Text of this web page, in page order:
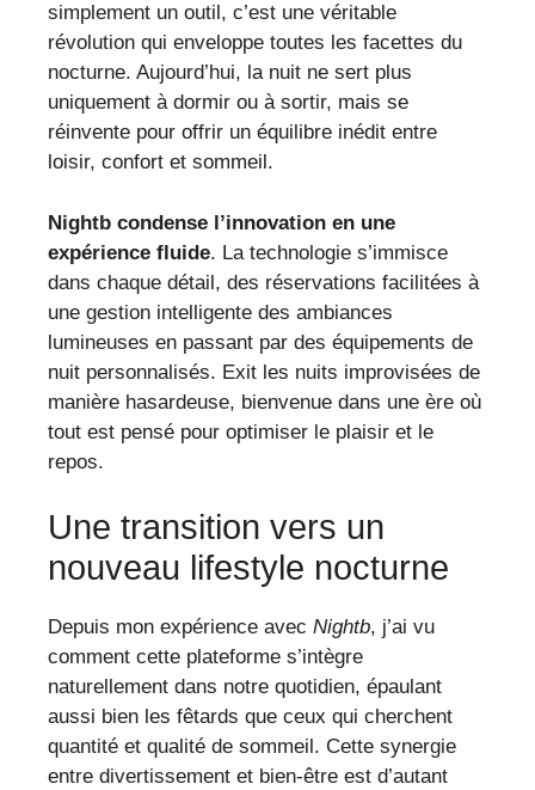
simplement un outil, c’est une véritable
révolution qui enveloppe toutes les facettes du
nocturne. Aujourd’hui, la nuit ne sert plus
uniquement à dormir ou à sortir, mais se
réinvente pour offrir un équilibre inédit entre
loisir, confort et sommeil.
Nightb condense l’innovation en une
expérience fluide. La technologie s’immisce
dans chaque détail, des réservations facilitées à
une gestion intelligente des ambiances
lumineuses en passant par des équipements de
nuit personnalisés. Exit les nuits improvisées de
manière hasardeuse, bienvenue dans une ère où
tout est pensé pour optimiser le plaisir et le
repos.
Une transition vers un
nouveau lifestyle nocturne
Depuis mon expérience avec Nightb, j’ai vu
comment cette plateforme s’intègre
naturellement dans notre quotidien, épaulant
aussi bien les fêtards que ceux qui cherchent
quantité et qualité de sommeil. Cette synergie
entre divertissement et bien-être est d’autant